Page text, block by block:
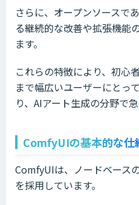
さらに、オープンソースで
る継続的な改善や拡張機能
ます。
これらの特徴により、初心
まで幅広いユーザーにとっ
り、AIアート生成の分野で
ComfyUIの基本的な仕
ComfyUIは、ノードベース
を採用しています。